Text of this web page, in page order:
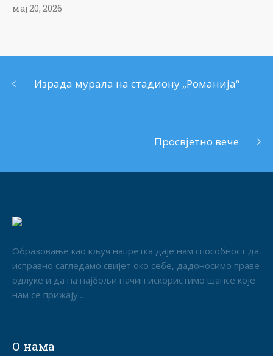
мај 20, 2026
Израда мурала на стадиону „Романија“
Просвјетно вече
Образовање као кључ напретка даје нам способност да
исправно сагледамо свијет око себе, дадоносимо праве
одлуке и да на најбољи начин искористимо шансе које
нам се прижају...
О нама